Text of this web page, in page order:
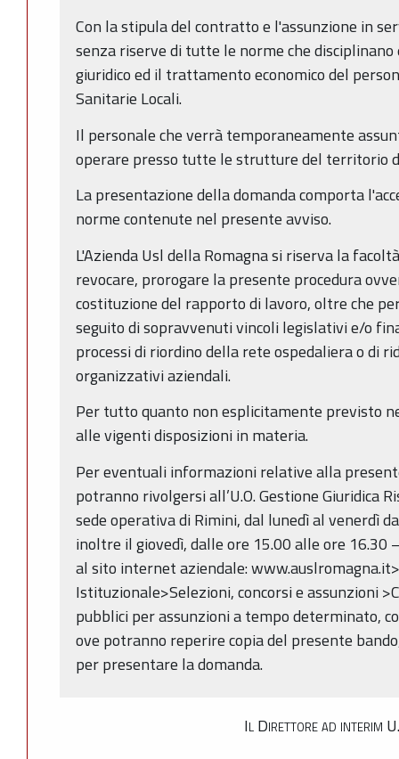
Con la stipula del contratto e l'assunzione in
senza riserve di tutte le norme che
giuridico ed il trattamento economico del
Sanitarie Locali.
Il personale che verrà temporaneamente
operare presso tutte le strutture del territorio
La presentazione della domanda comporta
norme contenute nel presente avviso.
L'Azienda Usl della Romagna si riserva la
revocare, prorogare la presente procedura
costituzione del rapporto di lavoro, oltre che
seguito di sopravvenuti vincoli legislativi e/o
processi di riordino della rete ospedaliera o di
organizzativi aziendali.
Per tutto quanto non esplicitamente previsto
alle vigenti disposizioni in materia.
Per eventuali informazioni relative alla
potranno rivolgersi all’U.O. Gestione Giuridica
sede operativa di Rimini, dal lunedì al venerdì
inoltre il giovedì, dalle ore 15.00 alle ore
al sito internet aziendale:
Istituzionale>Selezioni, concorsi e assunzioni
pubblici per assunzioni a tempo determinato,
ove potranno reperire copia del presente
per presentare la domanda.
Il Direttore ad interim